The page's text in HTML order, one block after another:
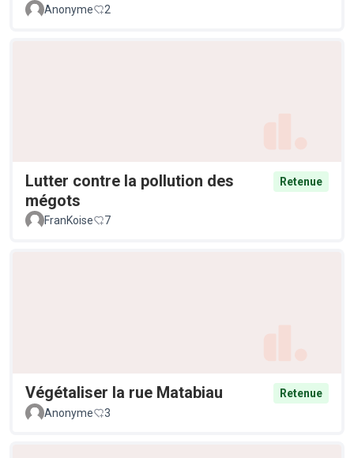
Anonyme 2
Lutter contre la pollution des
mégots
Retenue
FranKoise 7
Végétaliser la rue Matabiau
Retenue
Anonyme
3